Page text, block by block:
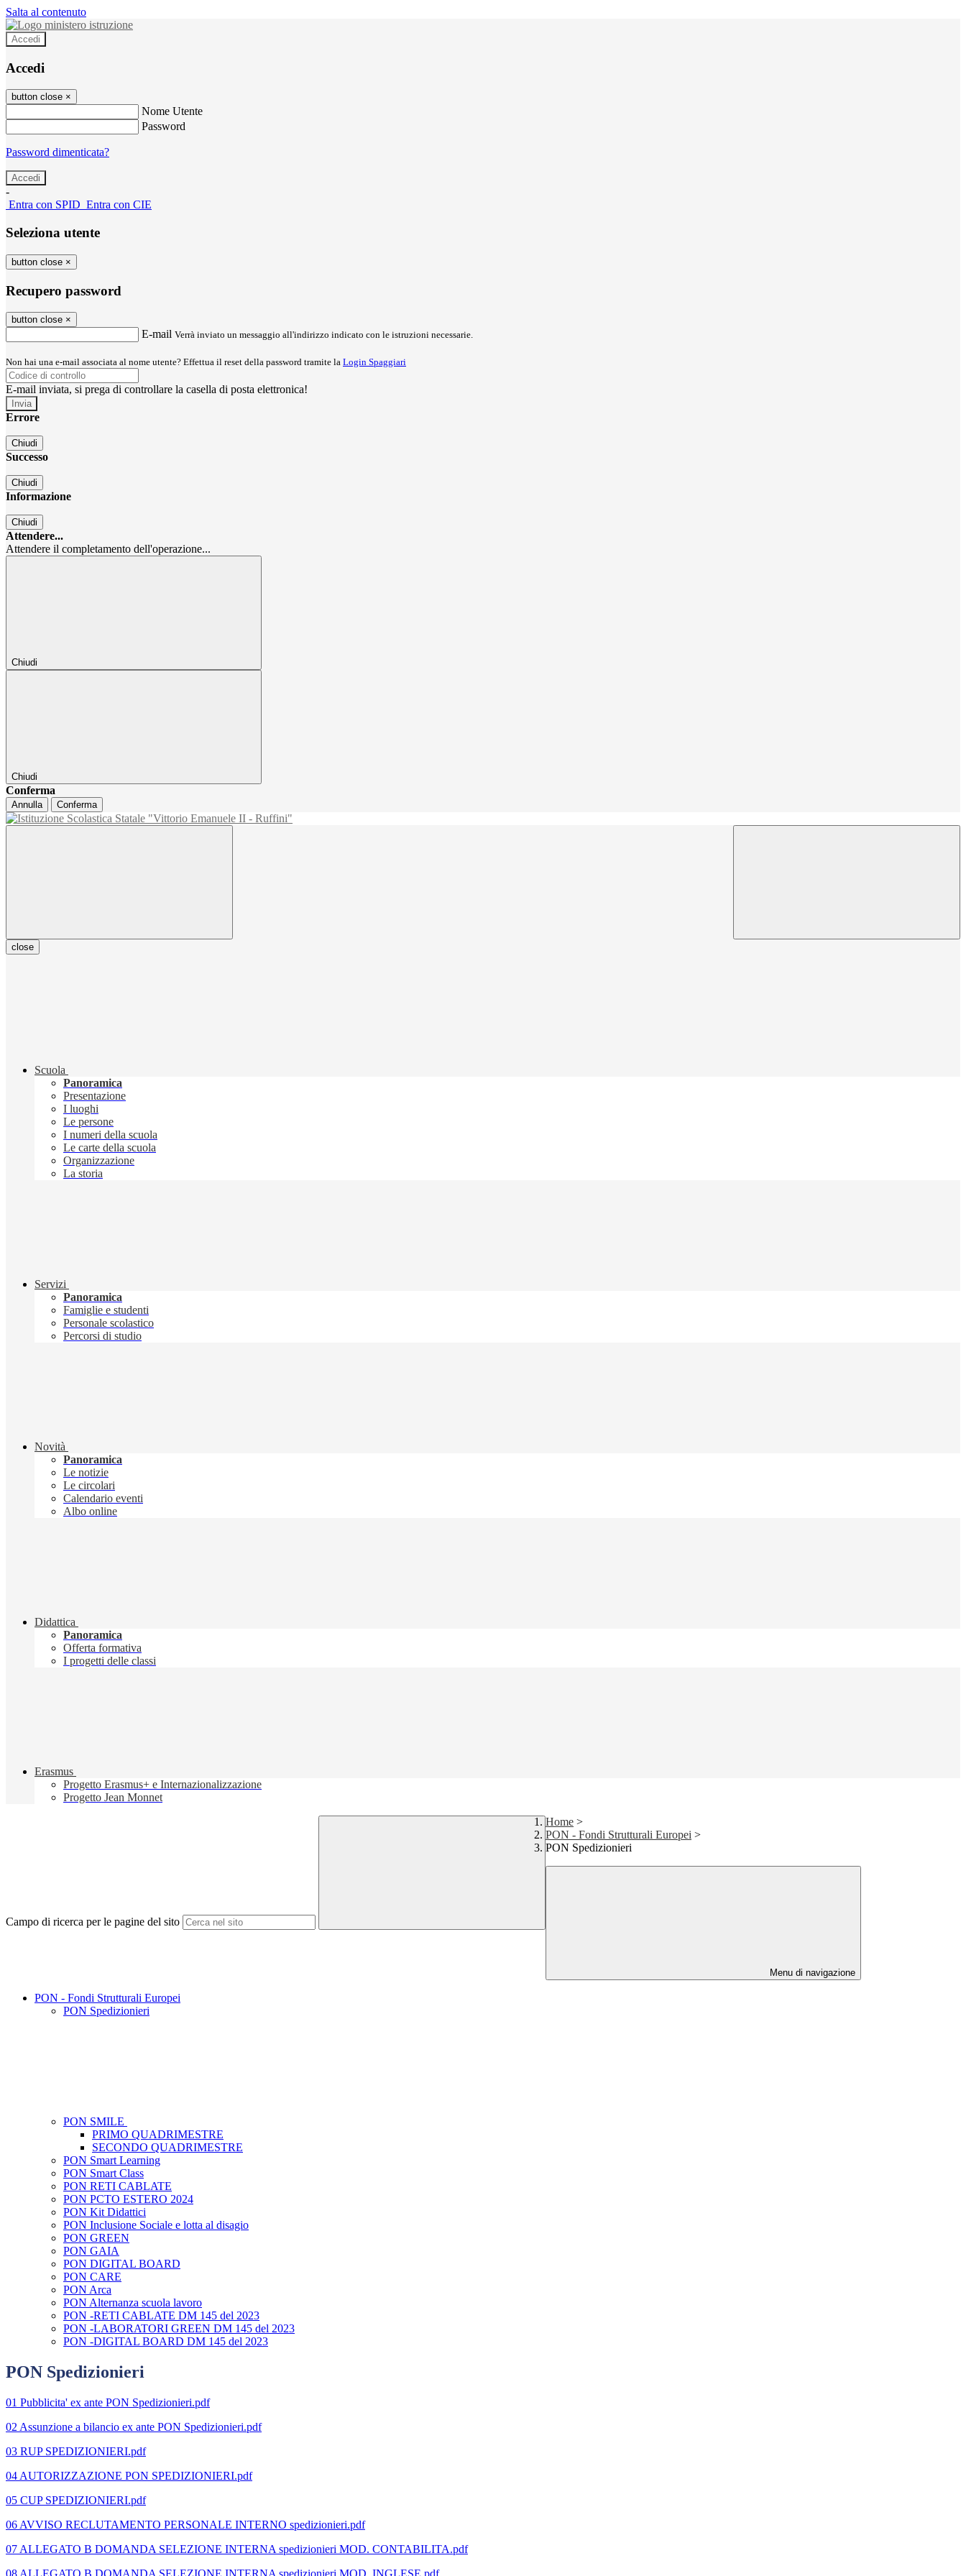
Salta al contenuto
Accedi
Accedi
button close ×
Nome Utente
Password
Password dimenticata?
-
Entra con SPID Entra con CIE
Seleziona utente
button close ×
Recupero password
button close ×
E-mail Verrà inviato un messaggio all'indirizzo indicato con le istruzioni necessarie.
Non hai una e-mail associata al nome utente? Effettua il reset della password tramite la Login Spaggiari
E-mail inviata, si prega di controllare la casella di posta elettronica!
Errore
Chiudi
Successo
Chiudi
Informazione
Chiudi
Attendere...
Attendere il completamento dell'operazione...
Chiudi
Chiudi
Conferma
Annulla Conferma
close
Scuola
Panoramica
Presentazione
I luoghi
Le persone
I numeri della scuola
Le carte della scuola
Organizzazione
La storia
Servizi
Panoramica
Famiglie e studenti
Personale scolastico
Percorsi di studio
Novità
Panoramica
Le notizie
Le circolari
Calendario eventi
Albo online
Didattica
Panoramica
Offerta formativa
I progetti delle classi
Erasmus
Progetto Erasmus+ e Internazionalizzazione
Progetto Jean Monnet
Campo di ricerca per le pagine del sito
Home >
PON - Fondi Strutturali Europei >
PON Spedizionieri
Menu di navigazione
PON - Fondi Strutturali Europei
PON Spedizionieri
PON SMILE
PRIMO QUADRIMESTRE
SECONDO QUADRIMESTRE
PON Smart Learning
PON Smart Class
PON RETI CABLATE
PON PCTO ESTERO 2024
PON Kit Didattici
PON Inclusione Sociale e lotta al disagio
PON GREEN
PON GAIA
PON DIGITAL BOARD
PON CARE
PON Arca
PON Alternanza scuola lavoro
PON -RETI CABLATE DM 145 del 2023
PON -LABORATORI GREEN DM 145 del 2023
PON -DIGITAL BOARD DM 145 del 2023
PON Spedizionieri
01 Pubblicita' ex ante PON Spedizionieri.pdf
02 Assunzione a bilancio ex ante PON Spedizionieri.pdf
03 RUP SPEDIZIONIERI.pdf
04 AUTORIZZAZIONE PON SPEDIZIONIERI.pdf
05 CUP SPEDIZIONIERI.pdf
06 AVVISO RECLUTAMENTO PERSONALE INTERNO spedizionieri.pdf
07 ALLEGATO B DOMANDA SELEZIONE INTERNA spedizionieri MOD. CONTABILITA.pdf